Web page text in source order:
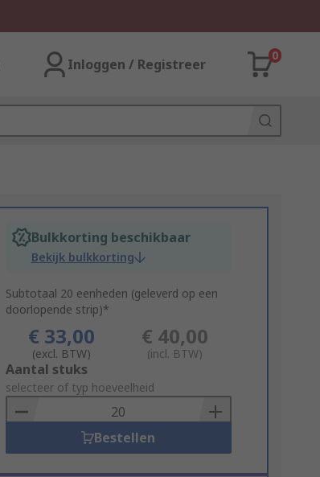
Inloggen / Registreer
0
Bulkkorting beschikbaar
Bekijk bulkkorting
Subtotaal 20 eenheden (geleverd op een
doorlopende strip)*
€ 33,00
(excl. BTW)
€ 40,00
(incl. BTW)
Add
to
Basket
Aantal stuks
selecteer of typ hoeveelheid
Bestellen